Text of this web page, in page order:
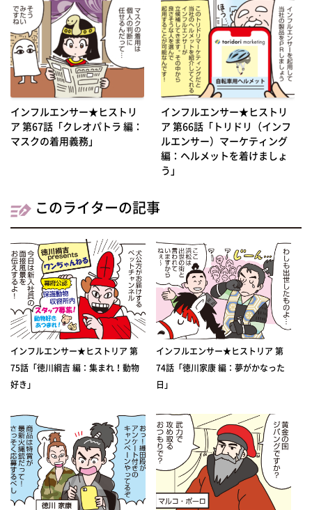
インフルエンサー★ヒストリ
ア 第67話「クレオパトラ 編：
マスクの着用義務」
インフルエンサー★ヒストリ
ア 第66話「トリドリ（インフ
ルエンサー）マーケティング
編：ヘルメットを着けましょ
う」
このライターの記事
インフルエンサー★ヒストリア 第
75話「徳川綱吉 編：集まれ！動物
好き」
インフルエンサー★ヒストリア 第
74話「徳川家康 編：夢がかなった
日」